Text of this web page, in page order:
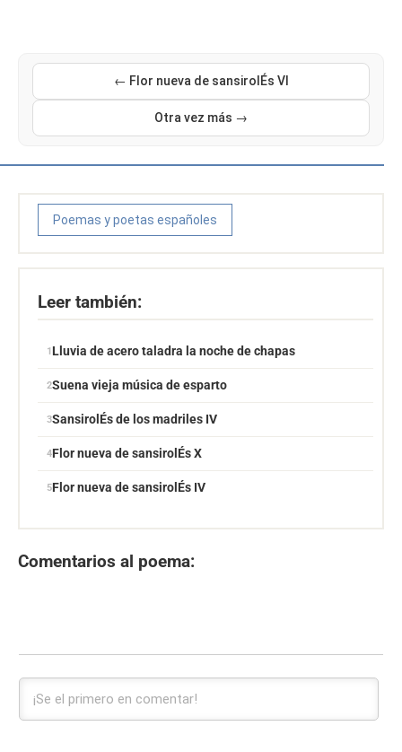
← Flor nueva de sansirolÉs VI
Otra vez más →
Poemas y poetas españoles
Leer también:
Lluvia de acero taladra la noche de chapas
Suena vieja música de esparto
SansirolÉs de los madriles IV
Flor nueva de sansirolÉs X
Flor nueva de sansirolÉs IV
Comentarios al poema: